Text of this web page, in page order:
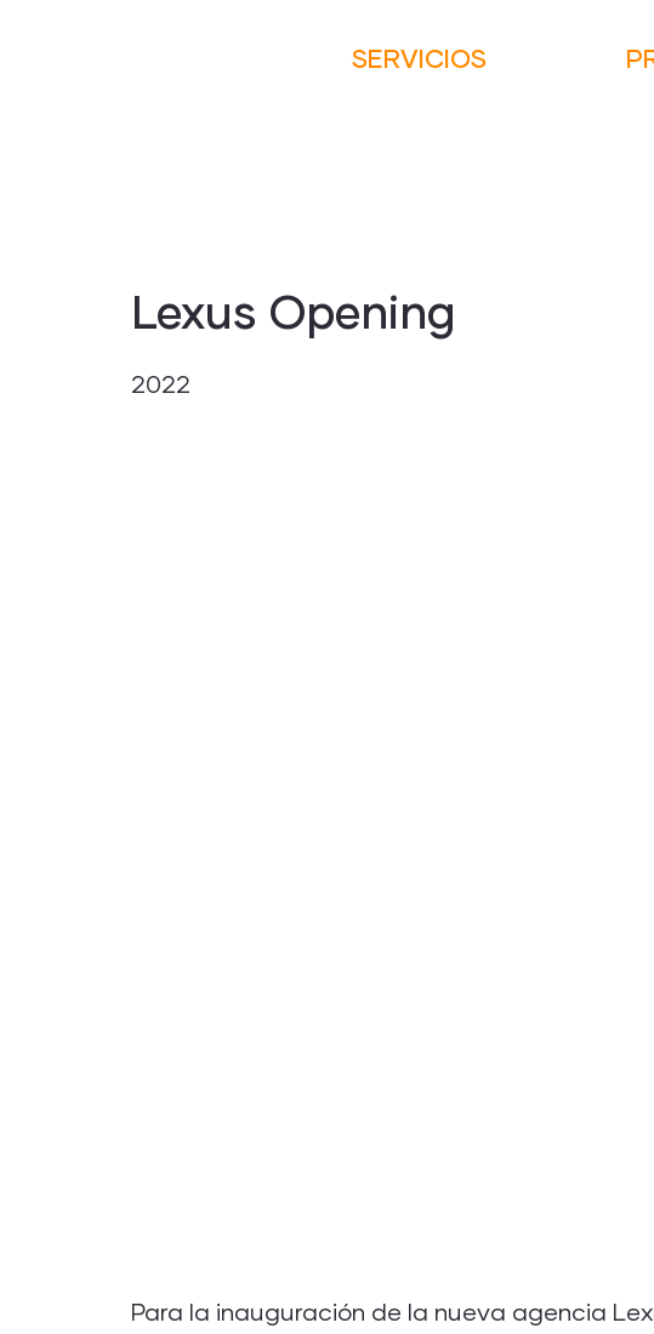
SERVICIOS
Lexus Opening
2022
Para la inauguración de la nueva agencia